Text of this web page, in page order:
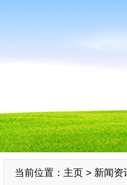
当前位置： 主页 > 新闻资